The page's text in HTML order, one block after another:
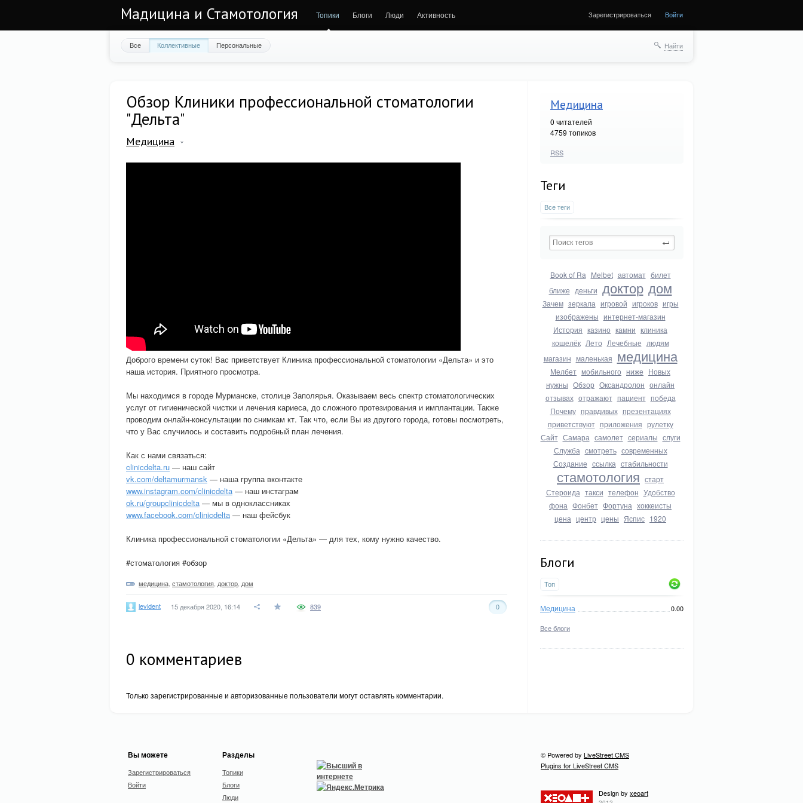
Мадицина и Стамотология Топики Блоги Люди Активность Зарегистрироваться Войти
Все Коллективные Персональные Найти
Медицина
0 читателей
4759 топиков
RSS
Теги
Все теги
Book of Ra Melbet автомат билет
ближе деньги доктор дом
Зачем зеркала игровой игроков игры
изображены интернет-магазин
История казино камни клиника
кошелёк Лето Лечебные людям
магазин маленькая медицина
Мелбет мобильного ниже Новых
нужны Обзор Оксандролон онлайн
отзывах отражают пациент победа
Почему правдивых презентациях
приветствуют приложения рулетку
Сайт Самара самолет сериалы слуги
Служба смотреть современных
Создание ссылка стабильности
стамотология старт
Стероида такси телефон Удобство
фона Фонбет Фортуна хоккеисты
цена центр цены Яспис 1920
Блоги
Топ
Медицина 0.00
Все блоги
Обзор Клиники профессиональной стоматологии
"Дельта"
Медицина
Доброго времени суток! Вас приветствует Клиника профессиональной стоматологии «Дельта» и это
наша история. Приятного просмотра.
Мы находимся в городе Мурманске, столице Заполярья. Оказываем весь спектр стоматологических
услуг от гигиенической чистки и лечения кариеса, до сложного протезирования и имплантации. Также
проводим онлайн-консультации по снимкам кт. Так что, если Вы из другого города, готовы посмотреть,
что у Вас случилось и составить подробный план лечения.
Как с нами связаться:
clinicdelta.ru — наш сайт
vk.com/deltamurmansk — наша группа вконтакте
www.instagram.com/clinicdelta — наш инстаграм
ok.ru/groupclinicdelta — мы в одноклассниках
www.facebook.com/clinicdelta — наш фейсбук
Клиника профессиональной стоматологии «Дельта» — для тех, кому нужно качество.
#стоматология #обзор
медицина стамотология доктор дом
levident 15 декабря 2020, 16:14 0
839
0 комментариев
Только зарегистрированные и авторизованные пользователи могут оставлять комментарии.
Вы можете
Зарегистрироваться
Войти
Разделы
Топики
Блоги
Люди
© Powered by LiveStreet CMS
Plugins for LiveStreet CMS
Design by xeoart